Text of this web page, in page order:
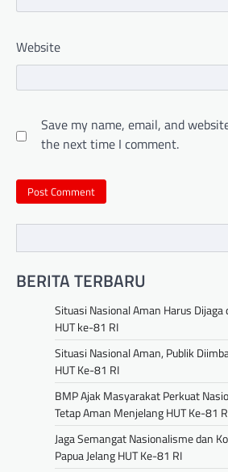
Website
Save my name, email, and
the next time I comment.
BERITA TERBARU
Situasi Nasional Aman Harus Dijaga
HUT ke-81 RI
Situasi Nasional Aman, Publik
HUT Ke-81 RI
BMP Ajak Masyarakat Perkuat
Tetap Aman Menjelang HUT Ke-81
Jaga Semangat Nasionalisme dan
Papua Jelang HUT Ke-81 RI